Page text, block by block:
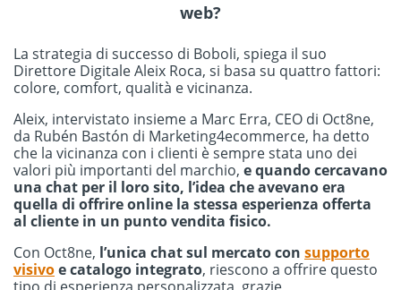
web?
La strategia di successo di Boboli, spiega il suo
Direttore Digitale Aleix Roca, si basa su quattro fattori:
colore, comfort, qualità e vicinanza.
Aleix, intervistato insieme a Marc Erra, CEO di Oct8ne,
da Rubén Bastón di Marketing4ecommerce, ha detto
che la vicinanza con i clienti è sempre stata uno dei
valori più importanti del marchio, e quando cercavano
una chat per il loro sito, l’idea che avevano era
quella di offrire online la stessa esperienza offerta
al cliente in un punto vendita fisico.
Con Oct8ne, l’unica chat sul mercato con supporto
visivoe catalogo integrato, riescono a offrire questo